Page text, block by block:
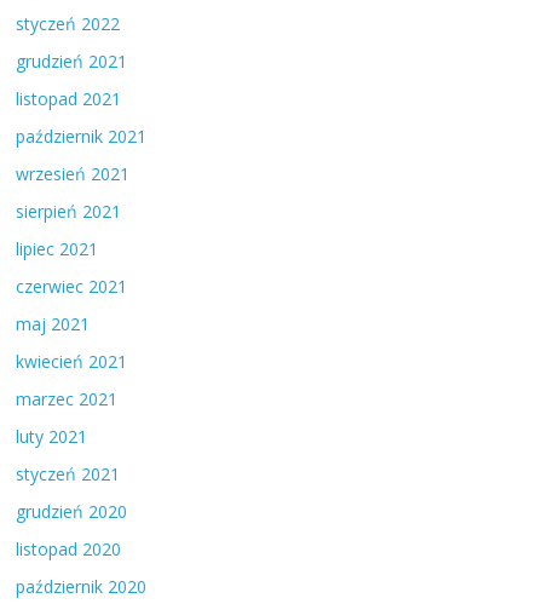
styczeń 2022
grudzień 2021
listopad 2021
październik 2021
wrzesień 2021
sierpień 2021
lipiec 2021
czerwiec 2021
maj 2021
kwiecień 2021
marzec 2021
luty 2021
styczeń 2021
grudzień 2020
listopad 2020
październik 2020